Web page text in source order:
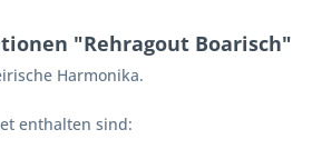
"Rehragout Boarisch"
Harmonika.
enthalten sind: